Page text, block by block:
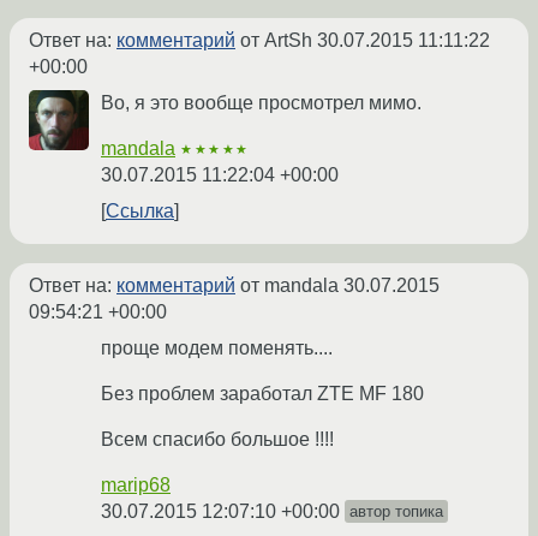
Ответ на: комментарий от ArtSh 30.07.2015 11:11:22
+00:00
Во, я это вообще просмотрел мимо.
mandala ★★★★★
30.07.2015 11:22:04 +00:00
Ссылка
Ответ на: комментарий от mandala 30.07.2015
09:54:21 +00:00
проще модем поменять....
Без проблем заработал ZTE MF 180
Всем спасибо большое !!!!
marip68
30.07.2015 12:07:10 +00:00 автор топика